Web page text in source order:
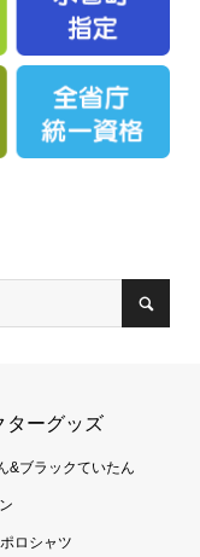
ターグッズ
&ブラックていたん
ロシャツ